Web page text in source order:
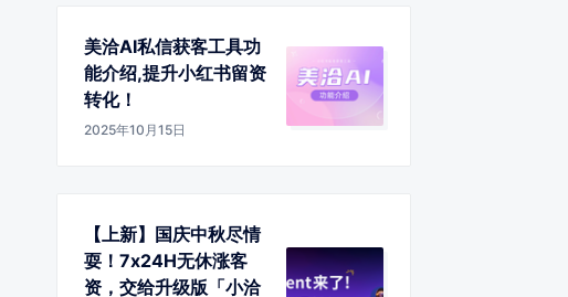
美洽AI私信获客工具功
能介绍,提升小红书留资
转化！
2025年10月15日
【上新】国庆中秋尽情
耍！7x24H无休涨客
资，交给升级版「小洽